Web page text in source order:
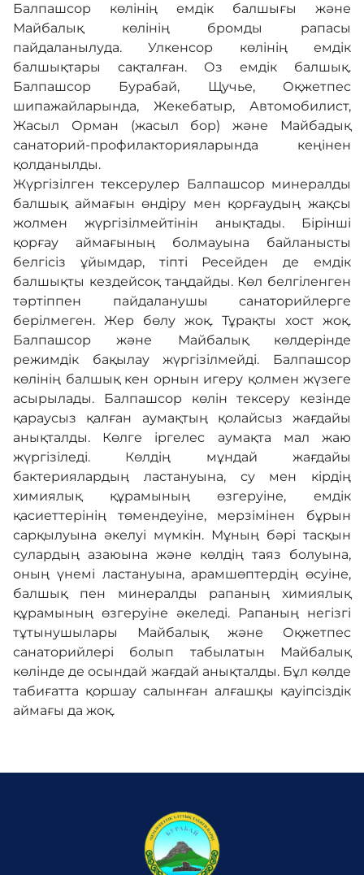
Балпашсор көлінің емдік балшығы және
Майбалық көлінің бромды рапасы
пайдаланылуда. Улкенсор көлінің емдік
балшықтары сақталған. Оз емдік балшық.
Балпашсор Бурабай, Щучье, Оқжетпес
шипажайларында, Жекебатыр, Автомобилист,
Жасыл Орман (жасыл бор) және Майбадық
санаторий-профилакторияларында кеңінен
қолданылды.
Жүргізілген тексерулер Балпашсор минералды
балшық аймағын өндіру мен қорғаудың жақсы
жолмен жүргізілмейтінін анықтады. Бірінші
қорғау аймағының болмауына байланысты
белгісіз ұйымдар, тіпті Ресейден де емдік
балшықты кездейсоқ таңдайды. Көл белгіленген
тәртіппен пайдаланушы санаторийлерге
берілмеген. Жер бөлу жоқ. Тұрақты хост жоқ.
Балпашсор және Майбалық көлдерінде
режимдік бақылау жүргізілмейді. Балпашсор
көлінің балшық кен орнын игеру қолмен жүзеге
асырылады. Балпашсор көлін тексеру кезінде
қараусыз қалған аумақтың қолайсыз жағдайы
анықталды. Көлге іргелес аумақта мал жаю
жүргізіледі. Көлдің мұндай жағдайы
бактериялардың ластануына, су мен кірдің
химиялық құрамының өзгеруіне, емдік
қасиеттерінің төмендеуіне, мерзімінен бұрын
сарқылуына әкелуі мүмкін. Мұның бәрі тасқын
сулардың азаюына және көлдің таяз болуына,
оның үнемі ластануына, арамшөптердің өсуіне,
балшық пен минералды рапаның химиялық
құрамының өзгеруіне әкеледі. Рапаның негізгі
тұтынушылары Майбалық және Оқжетпес
санаторийлері болып табылатын Майбалық
көлінде де осындай жағдай анықталды. Бұл көлде
табиғатта қоршау салынған алғашқы қауіпсіздік
аймағы да жоқ.